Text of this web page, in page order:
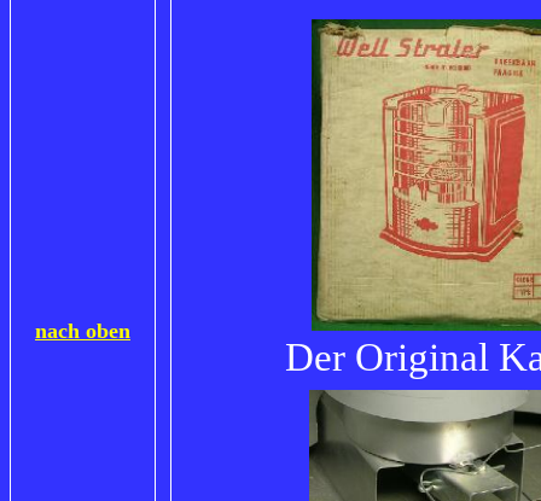
nach oben
Der Original